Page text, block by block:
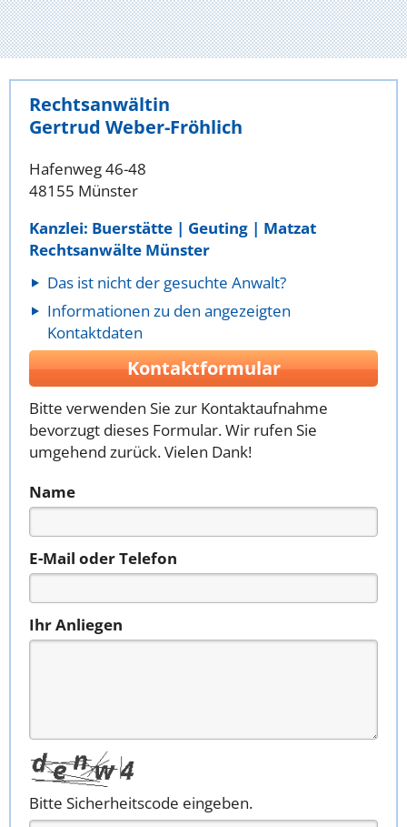
Rechtsanwältin
Gertrud Weber-Fröhlich
Hafenweg 46-48
48155 Münster
Kanzlei: Buerstätte | Geuting | Matzat
Rechtsanwälte Münster
Das ist nicht der gesuchte Anwalt?
Informationen zu den angezeigten
Kontaktdaten
Kontaktformular
Bitte verwenden Sie zur Kontaktaufnahme
bevorzugt dieses Formular. Wir rufen Sie
umgehend zurück. Vielen Dank!
Name
E-Mail oder Telefon
Ihr Anliegen
Bitte Sicherheitscode eingeben.